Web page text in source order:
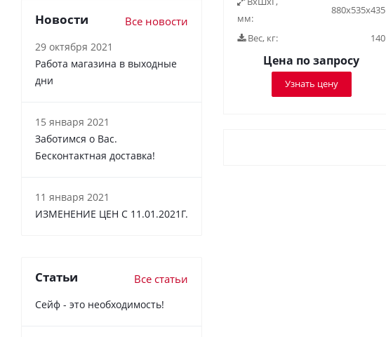
мм:
880х535х435
Вес, кг: 140
Цена по запросу
Узнать цену
Новости Все новости
29 октября 2021
Работа магазина в выходные
дни
15 января 2021
Заботимся о Вас.
Бесконтактная доставка!
11 января 2021
ИЗМЕНЕНИЕ ЦЕН С 11.01.2021Г.
Статьи Все статьи
Сейф - это необходимость!